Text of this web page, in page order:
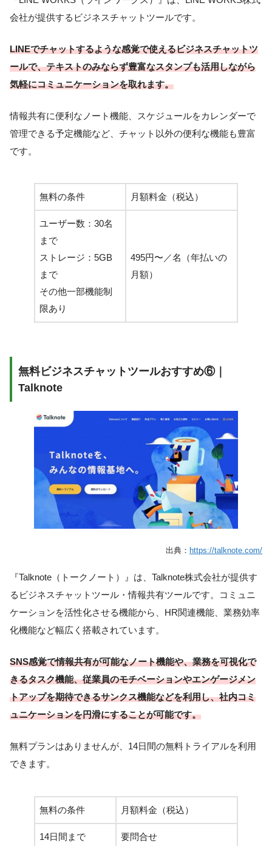
会社が提供するビジネスチャットツールです。
LINEでチャットするような感覚で使えるビジネスチャットツ
ールで、テキストのみならず豊富なスタンプも活用しながら
気軽にコミュニケーションを取れます。
情報共有に便利なノート機能、スケジュールをカレンダーで
管理できる予定機能など、チャット以外の便利な機能も豊富
です。
無料の条件 月額料金（税込）
ユーザー数：30名
まで
ストレージ：5GB
まで
その他一部機能制
限あり
495円〜／名（年払いの
月額）
無料ビジネスチャットツールおすすめ⑥｜
Talknote
出典： https://talknote.com/
『Talknote（トークノート）』は、Talknote株式会社が提供す
るビジネスチャットツール・情報共有ツールです。コミュニ
ケーションを活性化させる機能から、HR関連機能、業務効率
化機能など幅広く搭載されています。
SNS感覚で情報共有が可能なノート機能や、業務を可視化で
きるタスク機能、従業員のモチベーションやエンゲージメン
トアップを期待できるサンクス機能などを利用し、社内コミ
ュニケーションを円滑にすることが可能です。
無料プランはありませんが、14日間の無料トライアルを利用
できます。
無料の条件 月額料金（税込）
14日間まで 要問合せ